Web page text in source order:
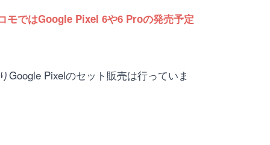
モではGoogle Pixel 6や6 Proの発売予定
Google Pixelのセット販売は行っていま